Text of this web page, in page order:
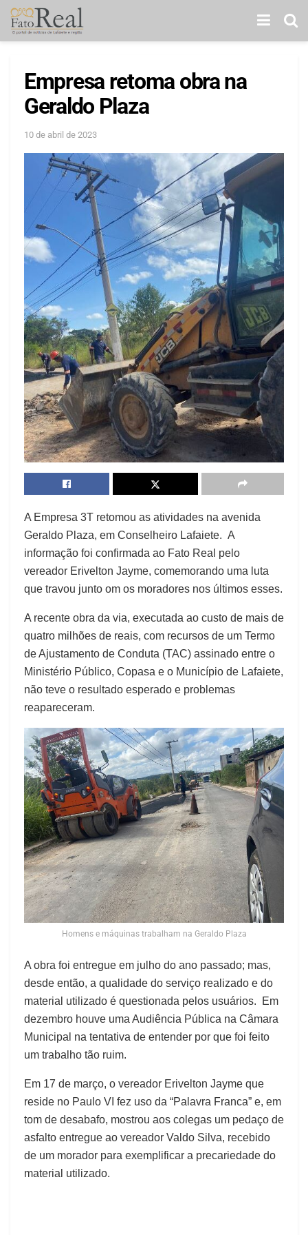
Empresa retoma obra na
Geraldo Plaza
10 de abril de 2023
A Empresa 3T retomou as atividades na avenida
Geraldo Plaza, em Conselheiro Lafaiete. A
informação foi confirmada ao Fato Real pelo
vereador Erivelton Jayme, comemorando uma luta
que travou junto om os moradores nos últimos esses.
A recente obra da via, executada ao custo de mais de
quatro milhões de reais, com recursos de um Termo
de Ajustamento de Conduta (TAC) assinado entre o
Ministério Público, Copasa e o Município de Lafaiete,
não teve o resultado esperado e problemas
reapareceram.
Homens e máquinas trabalham na Geraldo Plaza
A obra foi entregue em julho do ano passado; mas,
desde então, a qualidade do serviço realizado e do
material utilizado é questionada pelos usuários. Em
dezembro houve uma Audiência Pública na Câmara
Municipal na tentativa de entender por que foi feito
um trabalho tão ruim.
Em 17 de março, o vereador Erivelton Jayme que
reside no Paulo VI fez uso da “Palavra Franca” e, em
tom de desabafo, mostrou aos colegas um pedaço de
asfalto entregue ao vereador Valdo Silva, recebido
de um morador para exemplificar a precariedade do
material utilizado.